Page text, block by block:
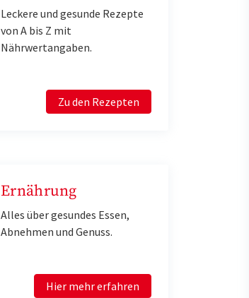
Leckere und gesunde Rezepte
von A bis Z mit
Nährwertangaben.
Zu den Rezepten
Ernährung
Alles über gesundes Essen,
Abnehmen und Genuss.
Hier mehr erfahren